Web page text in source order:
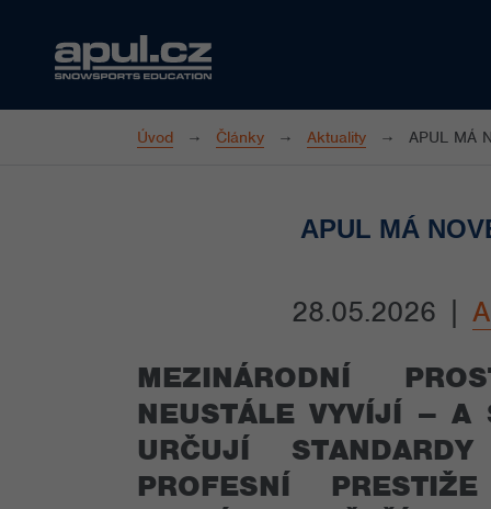
Úvod Články Aktuality APUL MÁ
APUL MÁ
28.05.2026 |
MEZINÁRODNÍ
NEUSTÁLE VYVÍJÍ – A
URČUJÍ
PROFESNÍ